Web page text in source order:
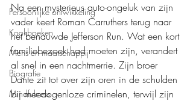
Persoonlijke ontwikkeling
Kookboeken
Mens en maatschappij
Biografie
Mindfulness
Na een mysterieus auto-ongeluk van zijn
vader keert Roman Carruthers terug naar
het benauwde Jefferson Run. Wat een kort
familiebezoek had moeten zijn, verandert
al snel in een nachtmerrie. Zijn broer
Dante zit tot over zijn oren in de schulden
bij meedogenloze criminelen, terwijl zijn